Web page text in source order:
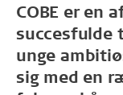
COBE er en
succesfulde
unge
sig med en